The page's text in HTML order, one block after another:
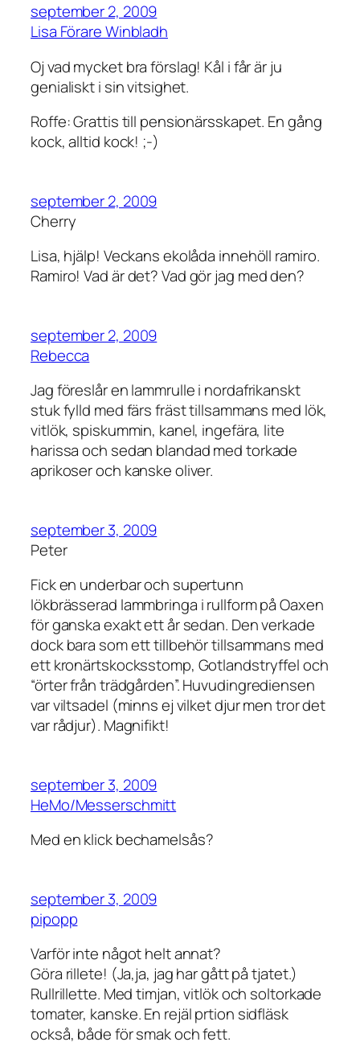
september 2, 2009
Lisa Förare Winbladh
Oj vad mycket bra förslag! Kål i får är ju
genialiskt i sin vitsighet.
Roffe: Grattis till pensionärsskapet. En gång
kock, alltid kock! ;-)
september 2, 2009
Cherry
Lisa, hjälp! Veckans ekolåda innehöll ramiro.
Ramiro! Vad är det? Vad gör jag med den?
september 2, 2009
Rebecca
Jag föreslår en lammrulle i nordafrikanskt
stuk fylld med färs fräst tillsammans med lök,
vitlök, spiskummin, kanel, ingefära, lite
harissa och sedan blandad med torkade
aprikoser och kanske oliver.
september 3, 2009
Peter
Fick en underbar och supertunn
lökbrässerad lammbringa i rullform på Oaxen
för ganska exakt ett år sedan. Den verkade
dock bara som ett tillbehör tillsammans med
ett kronärtskocksstomp, Gotlandstryffel och
“örter från trädgården”. Huvudingrediensen
var viltsadel (minns ej vilket djur men tror det
var rådjur). Magnifikt!
september 3, 2009
HeMo/Messerschmitt
Med en klick bechamelsås?
september 3, 2009
pipopp
Varför inte något helt annat?
Göra rillete! (Ja,ja, jag har gått på tjatet.)
Rullrillette. Med timjan, vitlök och soltorkade
tomater, kanske. En rejäl prtion sidfläsk
också, både för smak och fett.